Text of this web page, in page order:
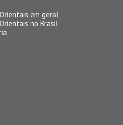
em geral
no Brasil